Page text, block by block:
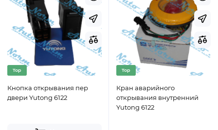
Top
Кнопка открывания пер
двери Yutong 6122
Top
Кран аварийного
открывания внутренний
Yutong 6122